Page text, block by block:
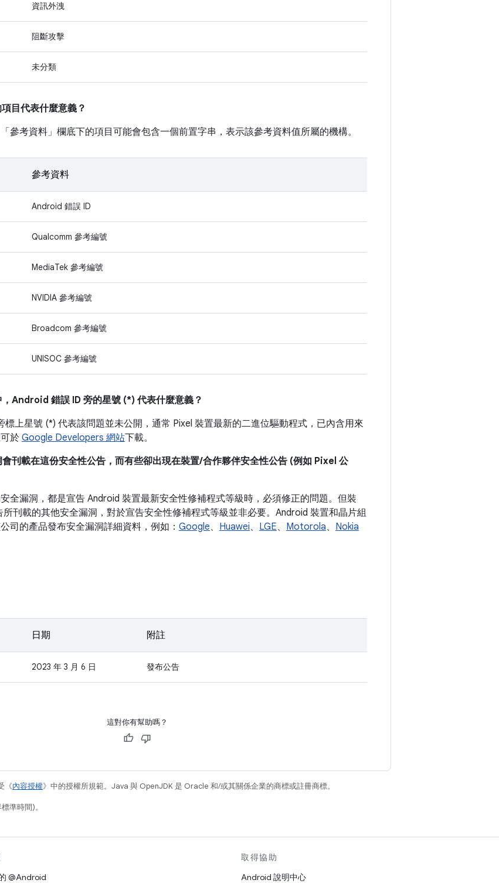
資訊外洩
阻斷攻擊
未分類
目代表什麼意義？
參考資料」 欄底下的項目可能會包含一個前置字串，表示該參考資料值所屬的機構。
參考資料
Android 錯誤 ID
Qualcomm 參考編號
MediaTek 參考編號
NVIDIA 參考編號
Broadcom 參考編號
UNISOC 參考編號
，Android 錯誤 ID 旁的星號 (*) 代表什麼意義？
標上星號 (*) 代表該問題並未公開，通常 Pixel 裝置最新的二進位驅動程式，已內含用來
於 Google Developers 網站下載。
刊載在這份安全性公告，而有些卻出現在裝置/合作夥伴安全性公告 (例如 Pixel 公
全漏洞，都是宣告 Android 裝置最新安全性修補程式等級時，必須修正的問題。但裝
刊載的其他安全漏洞，對於宣告安全性修補程式等級並非必要。Android 裝置和晶片組
司的產品發布安全漏洞詳細資料，例如： Google、 Huawei、 LGE、 Motorola、 Nokia
日期 附註
2023 年 3 月 6 日 發布公告
這對你有幫助嗎？
《內容授權》中的授權所規範。Java 與 OpenJDK 是 Oracle 和/或其關係企業的商標或註冊商標。
準時間)。
@Android
取得協助
Android 說明中心